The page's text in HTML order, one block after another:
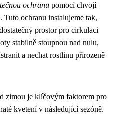
ochranu pomocí chvojí
Tuto ochranu instalujeme tak,
prostor pro cirkulaci
stabilně stoupnou nad nulu,
a nechat rostlinu přirozeně
zimou je klíčovým faktorem pro
kvetení v následující sezóně.